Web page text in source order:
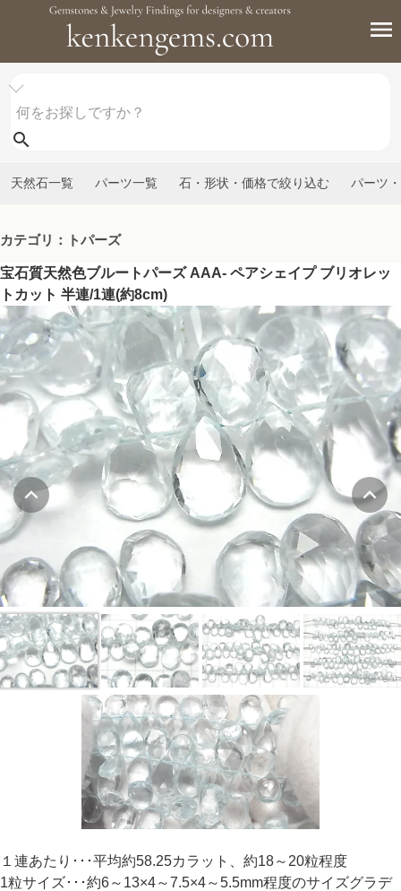
天然石一覧 パーツ一覧 石・形状・価格で絞り込む パーツ
カテゴリ：トパーズ
宝石質天然色ブルートパーズ AAA- ペアシェイプ ブリオレッ
トカット 半連/1連(約8cm)
１連あたり･･･平均約58.25カラット、約18～20粒程度
1粒サイズ･･･約6～13×4～7.5×4～5.5mm程度のサイズグラデ